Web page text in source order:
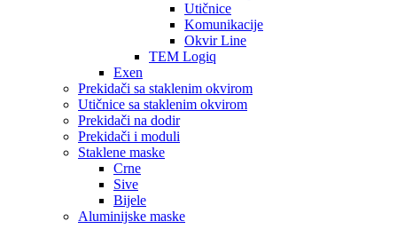
Utičnice
Komunikacije
Okvir Line
TEM Logiq
Exen
Prekidači sa staklenim okvirom
Utičnice sa staklenim okvirom
Prekidači na dodir
Prekidači i moduli
Staklene maske
Crne
Sive
Bijele
Aluminijske maske